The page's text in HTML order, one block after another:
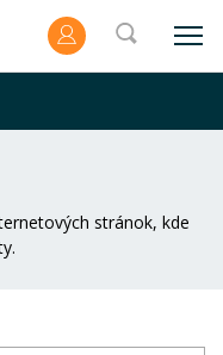
stránok, kde